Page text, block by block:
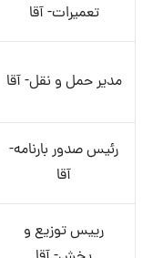
تعمیرات- آقا
مدیر حمل و نقل- آقا
رئیس صدور بارنامه-
آقا
رییس توزیع و